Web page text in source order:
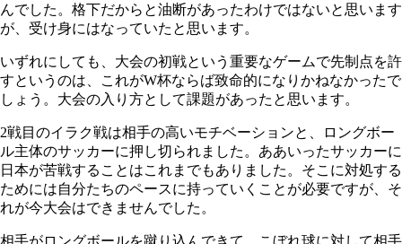
んでした。格下だからと油断があったわけではないと思います
が、受け身にはなっていたと思います。
いずれにしても、大会の初戦という重要なゲームで先制点を許
すというのは、これがW杯ならば致命的になりかねなかったで
しょう。大会の入り方として課題があったと思います。
2戦目のイラク戦は相手の高いモチベーションと、ロングボー
ル主体のサッカーに押し切られました。ああいったサッカーに
日本が苦戦することはこれまでもありました。そこに対処する
ためには自分たちのペースに持っていくことが必要ですが、そ
れが今大会はできませんでした。
相手がロングボールを蹴り込んできて、こぼれ球に対して相手